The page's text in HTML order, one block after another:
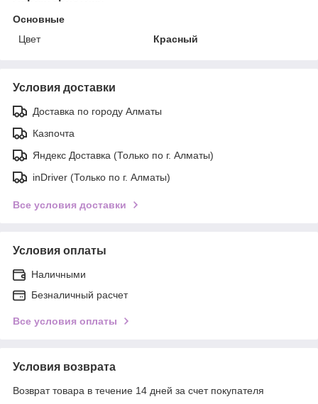
Основные
Цвет
Красный
Условия доставки
Доставка по городу Алматы
Казпочта
Яндекс Доставка (Только по г. Алматы)
inDriver (Только по г. Алматы)
Все условия доставки
Условия оплаты
Наличными
Безналичный расчет
Все условия оплаты
Условия возврата
Возврат товара в течение 14 дней за счет покупателя